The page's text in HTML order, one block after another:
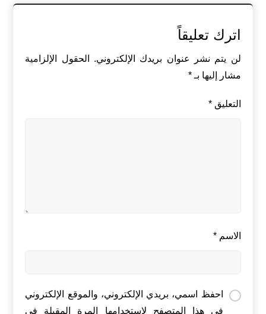
اترك تعليقاً
لن يتم نشر عنوان بريدك الإلكتروني.
الحقول الإلزامية
مشار إليها بـ*
التعليق*
الاسم*
احفظ اسمي، بريدي الإلكتروني، والموقع الإلكتروني
في هذا المتصفح لاستخدامها المرة المقبلة في